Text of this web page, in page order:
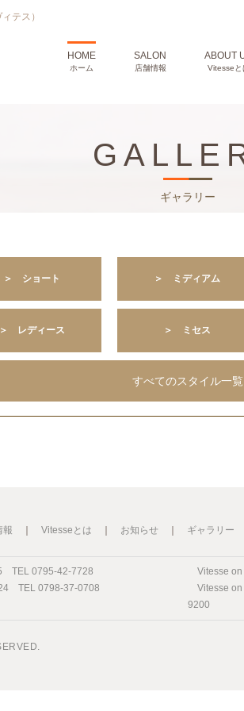
テス）
HOME
ホーム
SALON
店舗情報
ABOUT
Vitesseと
ギャラリー
＞ ショート ＞ ミディアム
＞ レディース ＞ ミセス
すべてのスタイル一覧
報 Vitesseとは お知らせ ギャラリー
TEL 0795-42-7728 Vitesse
TEL 0798-37-0708 Vitesse
9200